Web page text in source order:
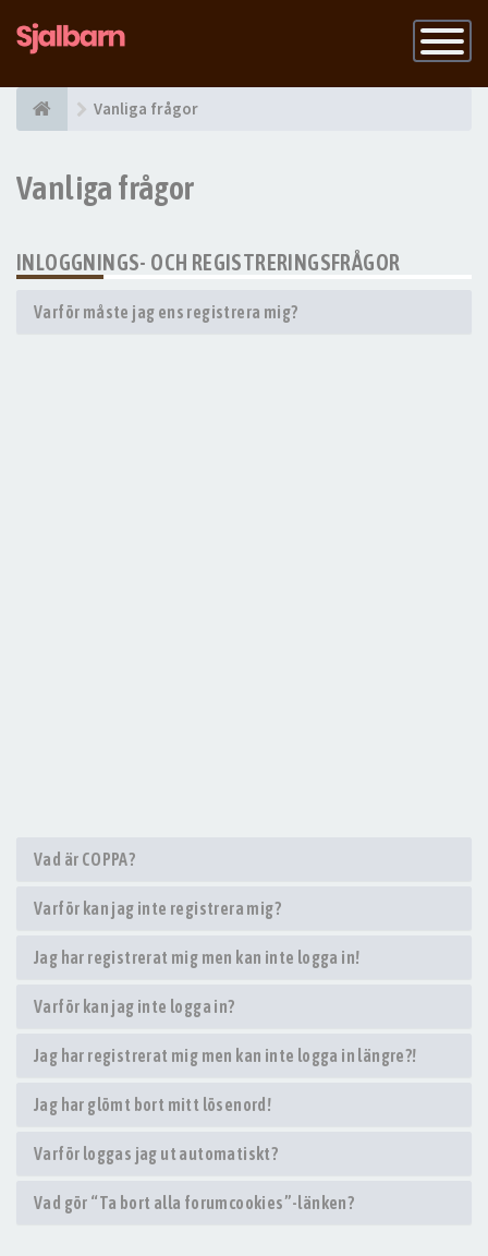
Slå
på
Vanliga frågor
Vanliga frågor
INLOGGNINGS- OCH REGISTRERINGSFRÅGOR
Varför måste jag ens registrera mig?
Vad är COPPA?
Varför kan jag inte registrera mig?
Jag har registrerat mig men kan inte logga in!
Varför kan jag inte logga in?
Jag har registrerat mig men kan inte logga in längre?!
Jag har glömt bort mitt lösenord!
Varför loggas jag ut automatiskt?
Vad gör “Ta bort alla forumcookies”-länken?